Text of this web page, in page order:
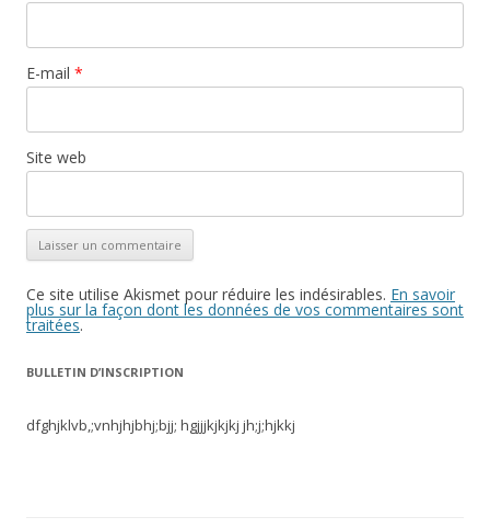
E-mail *
Site web
Ce site utilise Akismet pour réduire les indésirables. En savoir
plus sur la façon dont les données de vos commentaires sont
traitées.
BULLETIN D’INSCRIPTION
dfghjklvb,;vnhjhjbhj;bjj; hgjjjkjkjkj jh;j;hjkkj